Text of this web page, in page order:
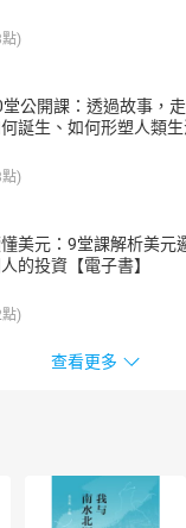
點)
公開課：透過故事，
誕生、如何形塑人類生
點)
美元：9堂課解析美元
的投資【電子書】
點)
查看更多